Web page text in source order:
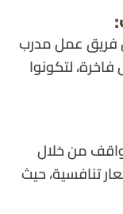
فريق عمل مدرب
لتكونوا
من خلال
تنافسية، حيث